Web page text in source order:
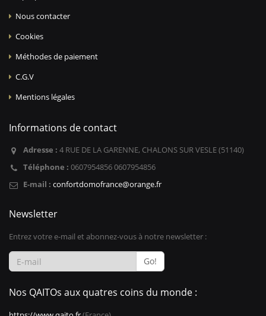
Nous contacter
Cookies
Méthodes de paiement
C.G.V
Mentions légales
Informations de contact
Adresse : 4 RUE DE LA GARENNE, CHALONS SUR VESLE (51140)
Téléphone : 0607954856 0607954856
E-mail : confortdomofrance@orange.fr
Newsletter
Entrez votre e-mail et abonnez-vous à notre newsletter :
Go!
Nos QAITOs aux quatres coins du monde :